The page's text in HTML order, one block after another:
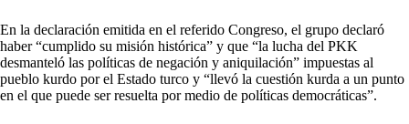
En la declaración emitida en el referido Congreso, el grupo declaró
haber “cumplido su misión histórica” y que “la lucha del PKK
desmanteló las políticas de negación y aniquilación” impuestas al
pueblo kurdo por el Estado turco y “llevó la cuestión kurda a un punto
en el que puede ser resuelta por medio de políticas democráticas”.